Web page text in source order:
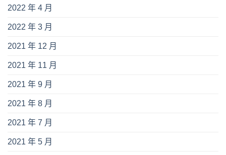
2022 年 4 月
2022 年 3 月
2021 年 12 月
2021 年 11 月
2021 年 9 月
2021 年 8 月
2021 年 7 月
2021 年 5 月